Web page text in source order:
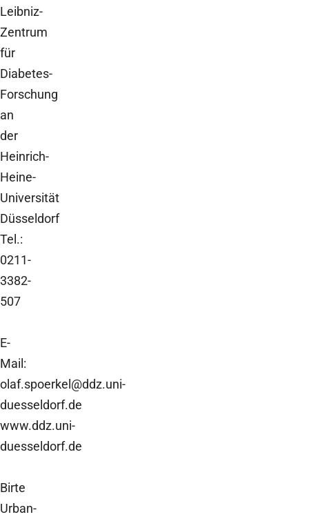
Leibniz-
Zentrum
für
Diabetes-
Forschung
an
der
Heinrich-
Heine-
Universität
Düsseldorf
Tel.:
0211-
3382-
507
E-
Mail:
olaf.spoerkel@ddz.uni-
duesseldorf.de
www.ddz.uni-
duesseldorf.de
Birte
Urban-